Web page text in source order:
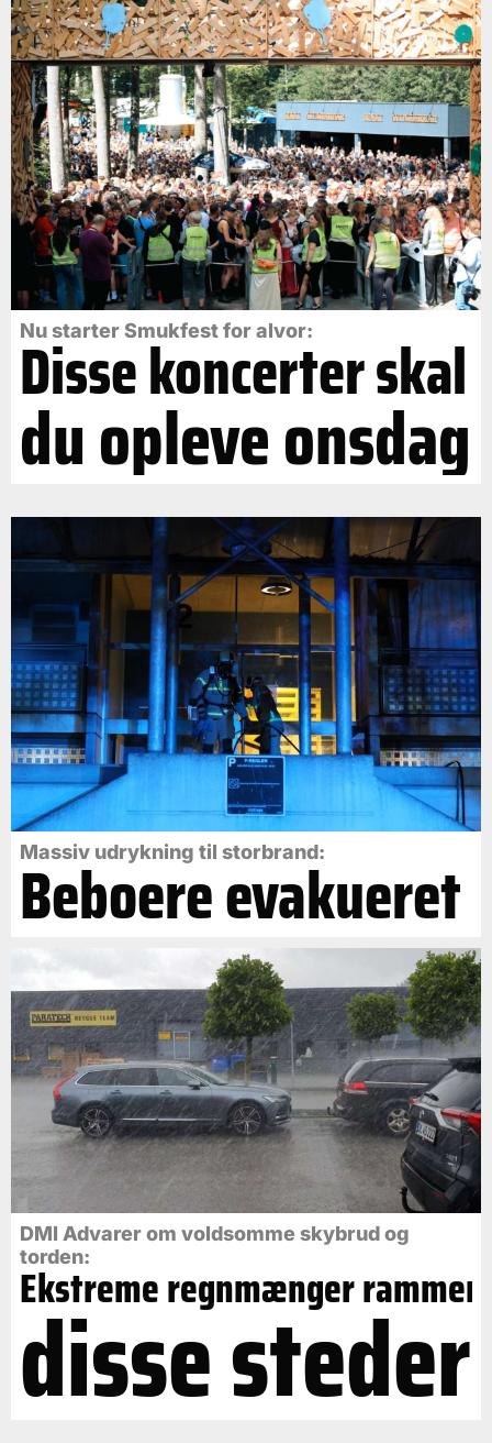
Nu starter Smukfest for alvor:
Disse koncerter skal
du opleve onsdag
Massiv udrykning til storbrand:
Beboere evakueret
DMI Advarer om voldsomme skybrud og
torden:
Ekstreme regnmænger rammer
disse steder